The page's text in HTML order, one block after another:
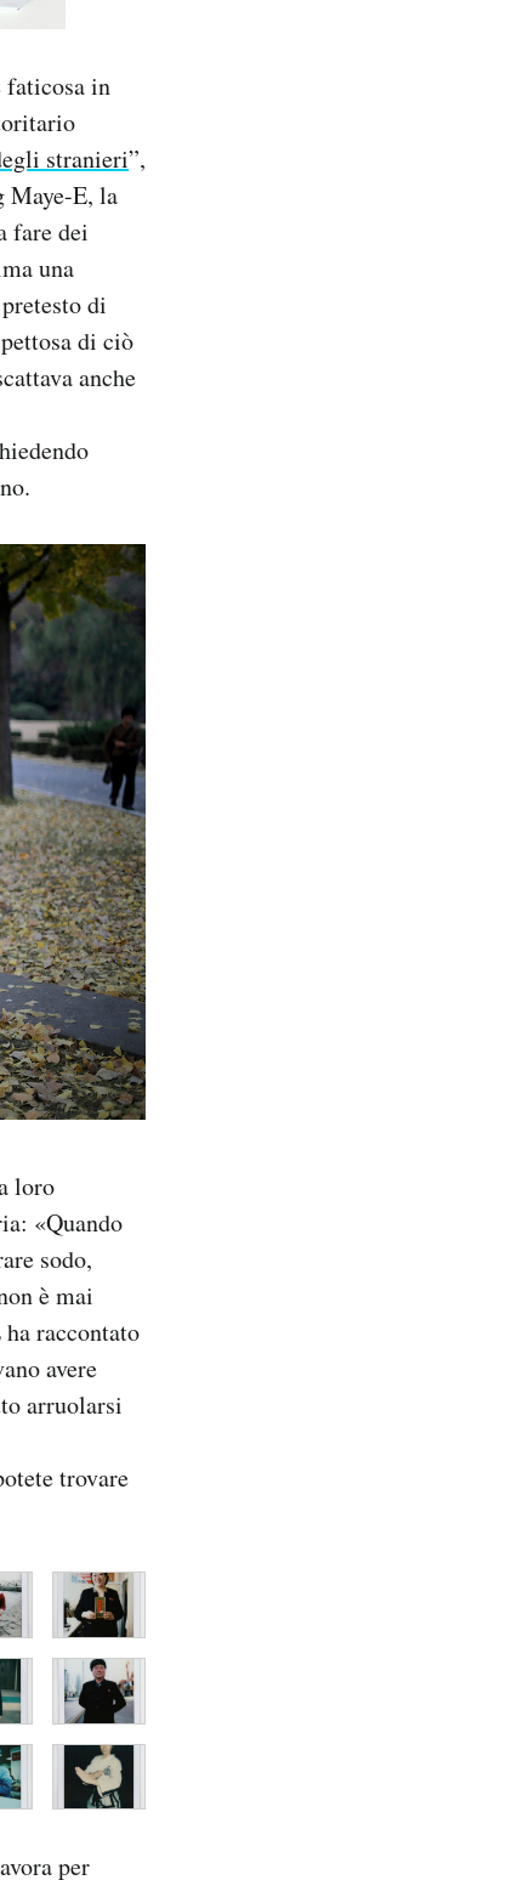
faticosa in
stranieri”,
Maye-E, la
fare dei
una
di
di ciò
anche
loro
«Quando
sodo,
è mai
raccontato
avere
arruolarsi
trovare
per